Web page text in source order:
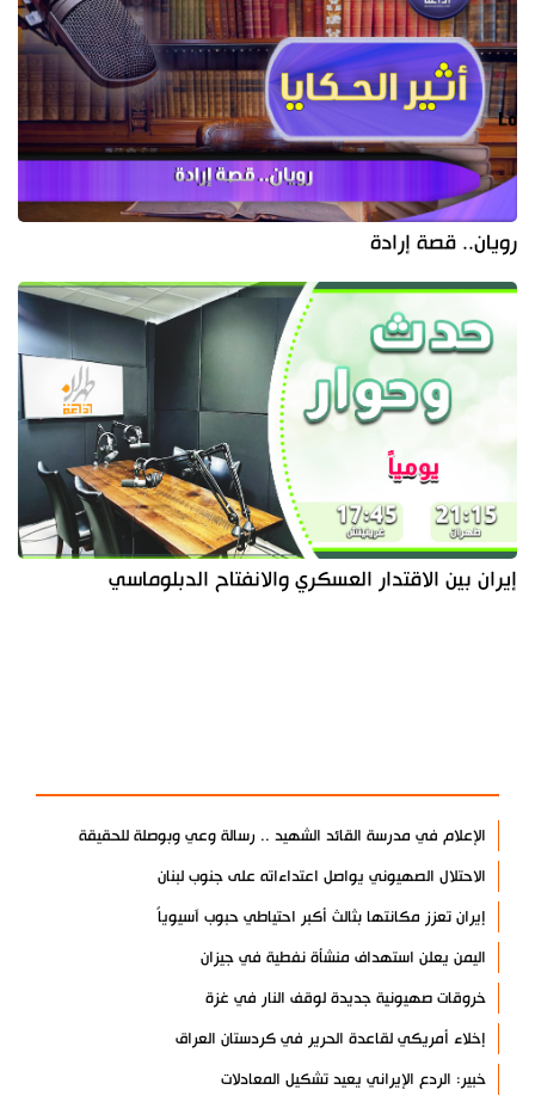
رويان.. قصة إرادة
إيران بين الاقتدار العسكري والانفتاح الدبلوماسي
الإعلام في مدرسة القائد الشهيد .. رسالة وعي وبوصلة للحقيقة
الاحتلال الصهيوني يواصل اعتداءاته على جنوب لبنان
إيران تعزز مكانتها بثالث أكبر احتياطي حبوب آسيوياً
اليمن يعلن استهداف منشأة نفطية في جيزان
خروقات صهيونية جديدة لوقف النار في غزة
إخلاء أمريكي لقاعدة الحرير في كردستان العراق
خبير: الردع الإيراني يعيد تشكيل المعادلات